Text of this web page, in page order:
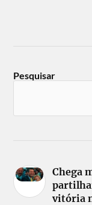
Pesquisar
Chega
vitória